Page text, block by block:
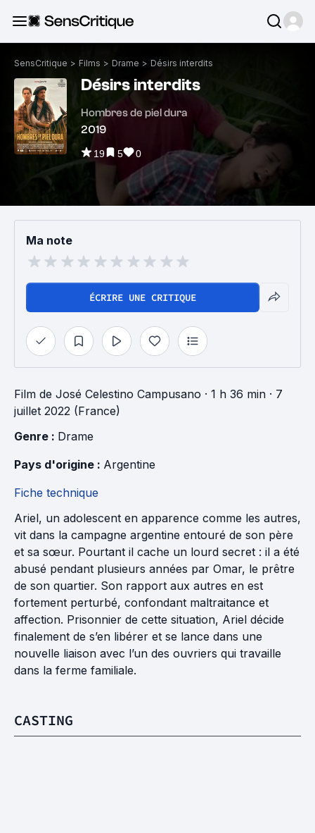
SensCritique > Films > Drame > Désirs interdits
Désirs interdits
Hombres de piel dura
2019
19 5 0
Ma note
ÉCRIRE UNE CRITIQUE
Film de José Celestino Campusano · 1 h 36 min · 7
juillet 2022 (France)
Genre : Drame
Pays d'origine : Argentine
Fiche technique
Ariel, un adolescent en apparence comme les autres,
vit dans la campagne argentine entouré de son père
et sa sœur. Pourtant il cache un lourd secret : il a été
abusé pendant plusieurs années par Omar, le prêtre
de son quartier. Son rapport aux autres en est
fortement perturbé, confondant maltraitance et
affection. Prisonnier de cette situation, Ariel décide
finalement de s’en libérer et se lance dans une
nouvelle liaison avec l’un des ouvriers qui travaille
dans la ferme familiale.
CASTING